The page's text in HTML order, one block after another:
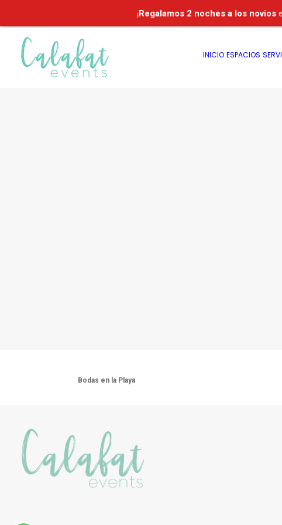
INICIO ESPACIOS
Bodas en la Playa
¡Regalamos 2 noches a los novios